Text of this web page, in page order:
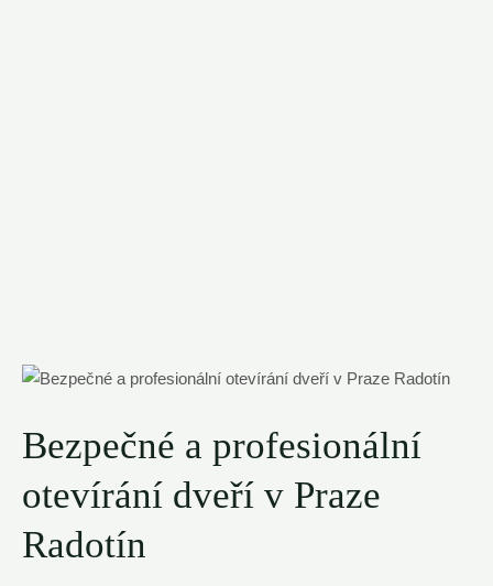
Bezpečné a profesionální
otevírání dveří v Praze
Radotín